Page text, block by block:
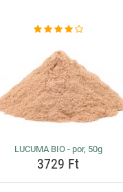
LUCUMA BIO - por, 50g
3729 Ft